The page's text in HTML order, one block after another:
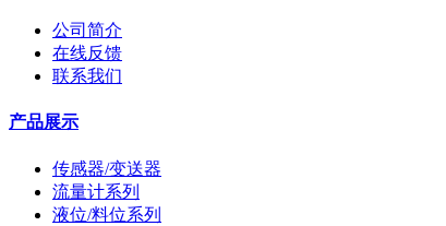
公司简介
在线反馈
联系我们
产品展示
传感器/变送器
流量计系列
液位/料位系列